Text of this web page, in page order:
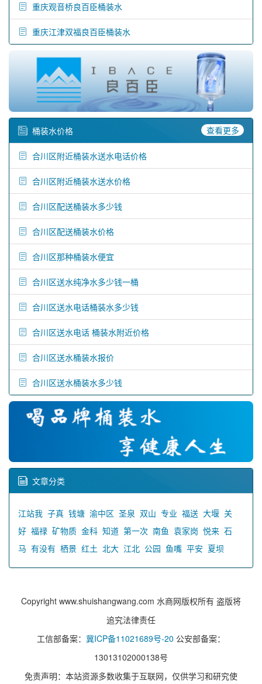
重庆观音桥良百臣桶装水
重庆江津双福良百臣桶装水
桶装水价格 查看更多
合川区附近桶装水送水电话价格
合川区附近桶装水送水价格
合川区配送桶装水多少钱
合川区配送桶装水价格
合川区那种桶装水便宜
合川区送水纯净水多少钱一桶
合川区送水电话桶装水多少钱
合川区送水电话 桶装水附近价格
合川区送水桶装水报价
合川区送水桶装水多少钱
文章分类
江站我 子真 钱塘 渝中区 圣泉 双山 专业 福送 大堰 关
好 福禄 矿物质 金科 知道 第一次 南鱼 袁家岗 悦来 石
马 有没有 栖景 红土 北大 江北 公园 鱼嘴 平安 夏坝
Copyright www.shuishangwang.com 水商网版权所有 盗版将
追究法律责任
工信部备案： 冀ICP备11021689号-20 公安部备案：
13013102000138号
免责声明：本站资源多数收集于互联网，仅供学习和研究使